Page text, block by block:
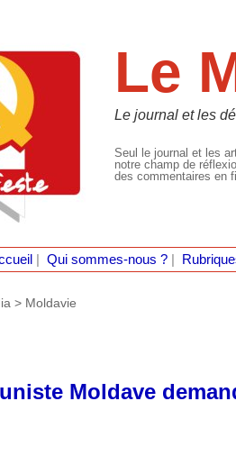
Le
Le journal et les
Seul le journal et les
notre champ de
des commentaires en
Qui sommes-nous ?|
> Moldavie
Moldave